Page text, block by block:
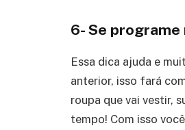
6- Se
Essa dica ajuda e
anterior, isso fará
roupa que vai vestir,
tempo! Com isso